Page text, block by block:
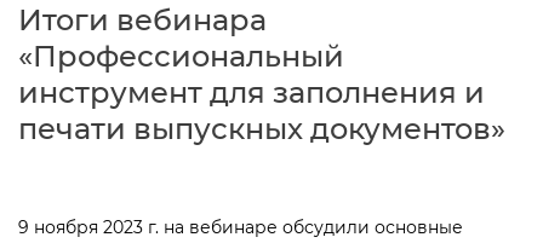
Итоги вебинара
«Профессиональный
инструмент для заполнения и
печати выпускных документов»
9 ноября 2023 г. на вебинаре обсудили основные